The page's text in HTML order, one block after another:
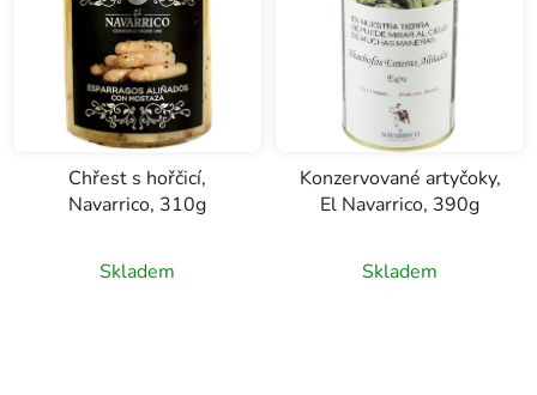
Chřest s hořčicí,
Navarrico, 310g
Skladem
Konzervované artyčoky,
El Navarrico, 390g
Skladem